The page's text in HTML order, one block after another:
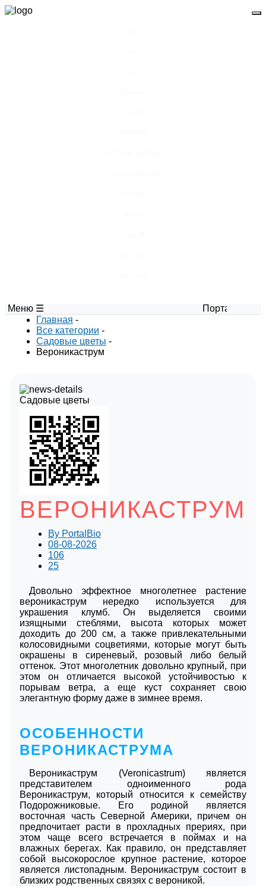
Меню ☰
Портал авторских
Главная -
Все категории -
Садовые цветы -
Вероникаструм
Садовые цветы
ВЕРОНИКАСТРУМ
By PortalBio
08-08-2026
106
25
Довольно эффектное многолетнее растение
вероникаструм нередко используется для
украшения клумб. Он выделяется своими
изящными стеблями, высота которых может
доходить до 200 см, а также привлекательными
колосовидными соцветиями, которые могут быть
окрашены в сиреневый, розовый либо белый
оттенок. Этот многолетник довольно крупный, при
этом он отличается высокой устойчивостью к
порывам ветра, а еще куст сохраняет свою
элегантную форму даже в зимнее время.
ОСОБЕННОСТИ
ВЕРОНИКАСТРУМА
Вероникаструм (Veronicastrum) является
представителем одноименного рода
Вероникаструм, который относится к семейству
Подорожниковые. Его родиной является
восточная часть Северной Америки, причем он
предпочитает расти в прохладных прериях, при
этом чаще всего встречается в поймах и на
влажных берегах. Как правило, он представляет
собой высокорослое крупное растение, которое
является листопадным. Вероникаструм состоит в
близких родственных связях с вероникой.